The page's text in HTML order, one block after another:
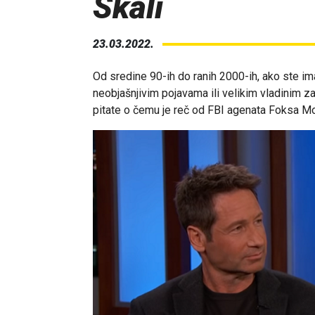
23.03.2022.
Od sredine 90-ih do ranih 2000-ih, ako ste
neobjašnjivim pojavama ili velikim vladinim
pitate o čemu je reč od FBI agenata Foksa